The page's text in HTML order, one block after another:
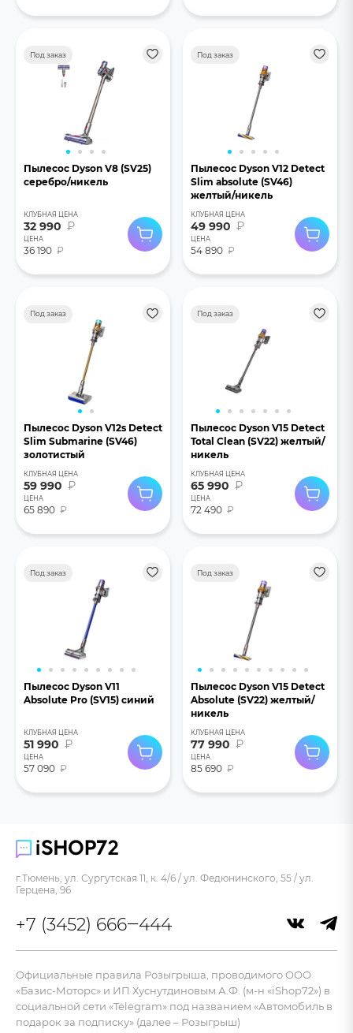
Под заказ
Пылесос Dyson V8 (SV25)
серебро/никель
КЛУБНАЯ ЦЕНА
32 990 ₽
ЦЕНА
36 190 ₽
Под заказ
Пылесос Dyson V12 Detect
Slim absolute (SV46)
желтый/никель
КЛУБНАЯ ЦЕНА
49 990 ₽
ЦЕНА
54 890 ₽
Под заказ
Пылесос Dyson V12s Detect
Slim Submarine (SV46)
золотистый
КЛУБНАЯ ЦЕНА
59 990 ₽
ЦЕНА
65 890 ₽
Под заказ
Пылесос Dyson V15 Detect
Total Clean (SV22) желтый/
никель
КЛУБНАЯ ЦЕНА
65 990 ₽
ЦЕНА
72 490 ₽
Под заказ
Пылесос Dyson V11
Absolute Pro (SV15) синий
КЛУБНАЯ ЦЕНА
51 990 ₽
ЦЕНА
57 090 ₽
Под заказ
Пылесос Dyson V15 Detect
Absolute (SV22) желтый/
никель
КЛУБНАЯ ЦЕНА
77 990 ₽
ЦЕНА
85 690 ₽
+7 (3452) 666‒444
г.Тюмень, ул. Сургутская 11, к. 4/6 / ул. Федюнинского, 55 / ул.
Герцена, 96
Официальные правила Розыгрыша, проводимого ООО
«Базис-Моторс» и ИП Хуснутдиновым А.Ф. (м-н «iShop72») в
социальной сети «Telegram» под названием «Автомобиль в
подарок за подписку» (далее – Розыгрыш)